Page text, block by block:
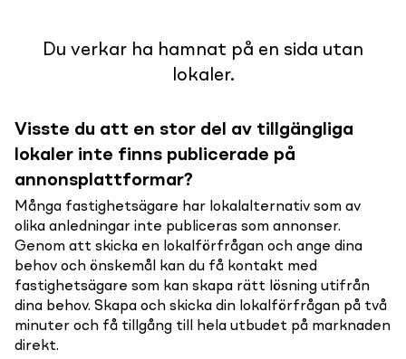
Du verkar ha hamnat på en sida utan
lokaler.
Visste du att en stor del av tillgängliga
lokaler inte finns publicerade på
annonsplattformar?
Många fastighetsägare har lokalalternativ som av
olika anledningar inte publiceras som annonser.
Genom att skicka en lokalförfrågan och ange dina
behov och önskemål kan du få kontakt med
fastighetsägare som kan skapa rätt lösning utifrån
dina behov. Skapa och skicka din lokalförfrågan på två
minuter och få tillgång till hela utbudet på marknaden
direkt.